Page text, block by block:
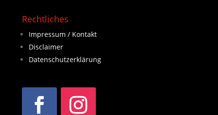
Rechtliches
Impressum / Kontakt
Disclaimer
Datenschutzerklärung